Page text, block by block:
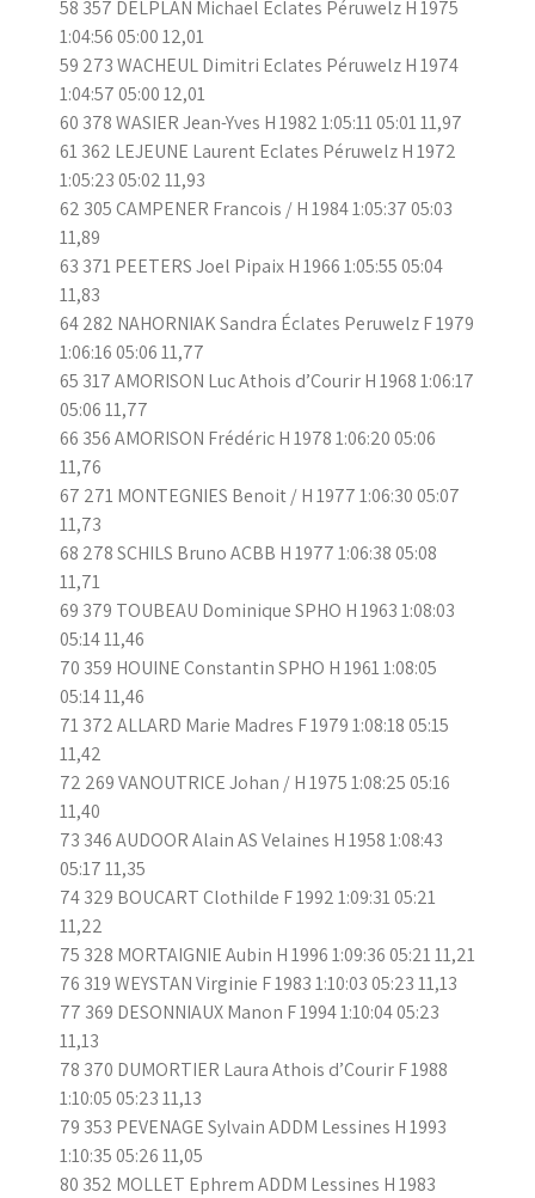
58 357 DELPLAN Michael Eclates Péruwelz H 1975
1:04:56 05:00 12,01
59 273 WACHEUL Dimitri Eclates Péruwelz H 1974
1:04:57 05:00 12,01
60 378 WASIER Jean-Yves H 1982 1:05:11 05:01 11,97
61 362 LEJEUNE Laurent Eclates Péruwelz H 1972
1:05:23 05:02 11,93
62 305 CAMPENER Francois / H 1984 1:05:37 05:03
11,89
63 371 PEETERS Joel Pipaix H 1966 1:05:55 05:04
11,83
64 282 NAHORNIAK Sandra Éclates Peruwelz F 1979
1:06:16 05:06 11,77
65 317 AMORISON Luc Athois d’Courir H 1968 1:06:17
05:06 11,77
66 356 AMORISON Frédéric H 1978 1:06:20 05:06
11,76
67 271 MONTEGNIES Benoit / H 1977 1:06:30 05:07
11,73
68 278 SCHILS Bruno ACBB H 1977 1:06:38 05:08
11,71
69 379 TOUBEAU Dominique SPHO H 1963 1:08:03
05:14 11,46
70 359 HOUINE Constantin SPHO H 1961 1:08:05
05:14 11,46
71 372 ALLARD Marie Madres F 1979 1:08:18 05:15
11,42
72 269 VANOUTRICE Johan / H 1975 1:08:25 05:16
11,40
73 346 AUDOOR Alain AS Velaines H 1958 1:08:43
05:17 11,35
74 329 BOUCART Clothilde F 1992 1:09:31 05:21
11,22
75 328 MORTAIGNIE Aubin H 1996 1:09:36 05:21 11,21
76 319 WEYSTAN Virginie F 1983 1:10:03 05:23 11,13
77 369 DESONNIAUX Manon F 1994 1:10:04 05:23
11,13
78 370 DUMORTIER Laura Athois d’Courir F 1988
1:10:05 05:23 11,13
79 353 PEVENAGE Sylvain ADDM Lessines H 1993
1:10:35 05:26 11,05
80 352 MOLLET Ephrem ADDM Lessines H 1983